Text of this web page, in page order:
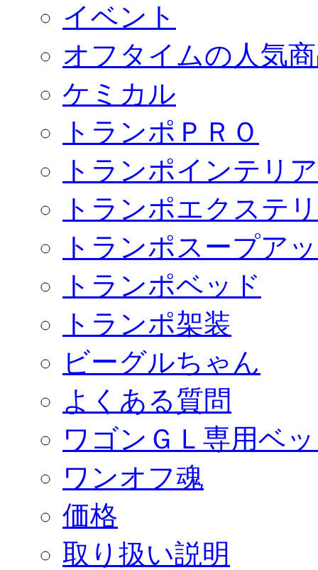
イベント
オフタイムの人気
ケミカル
トランポＰＲＯ
トランポインテリア
トランポエクステ
トランポスープア
トランポベッド
トランポ架装
ビーグルちゃん
よくある質問
ワゴンＧＬ専用ベ
ワンオフ魂
価格
取り扱い説明